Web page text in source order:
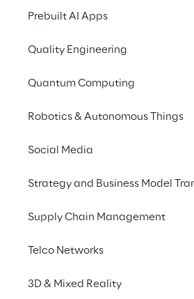
Prebuilt AI Apps
Quality Engineering
Quantum Computing
Robotics & Autonomous Things
Social Media
Strategy and Business Model
Supply Chain Management
Telco Networks
3D & Mixed Reality
di forza e
più rapida e
agli utenti